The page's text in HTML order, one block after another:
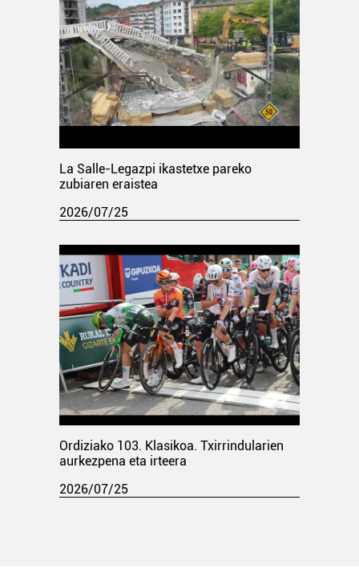
La Salle-Legazpi ikastetxe pareko
zubiaren eraistea
2026/07/25
Ordiziako 103. Klasikoa. Txirrindularien
aurkezpena eta irteera
2026/07/25